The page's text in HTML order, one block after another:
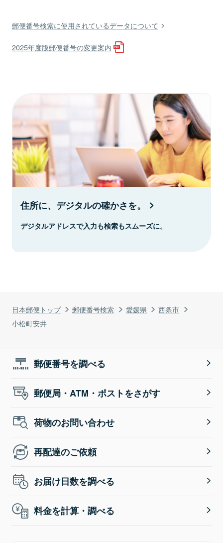
日本郵便トップ 郵便番号検索 愛媛県
西条市
小松町安井
郵便番号検索に使用されているデータについて
2025年度版郵便番号の変更案内
住所に、デジタルの確かさを。
デジタルアドレスで入力も検索もスムーズに。
郵便番号を調べる
郵便局・ATM・ポストをさがす
荷物のお問い合わせ
再配達のご依頼
お届け日数を調べる
料金を計算・調べる